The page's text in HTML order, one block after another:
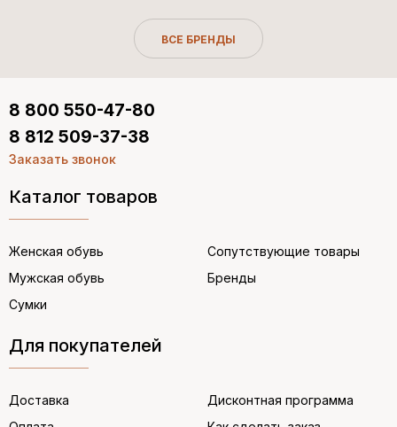
ВСЕ БРЕНДЫ
Каталог товаров
Женская обувь
Мужская обувь
Сумки
Сопутствующие товары
Бренды
Для покупателей
Доставка
Дисконтная программа
8 800 550-47-80
8 812 509-37-38
Заказать звонок